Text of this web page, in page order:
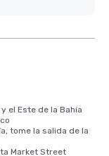
el Este de la Bahía
tome la salida de la
Market Street